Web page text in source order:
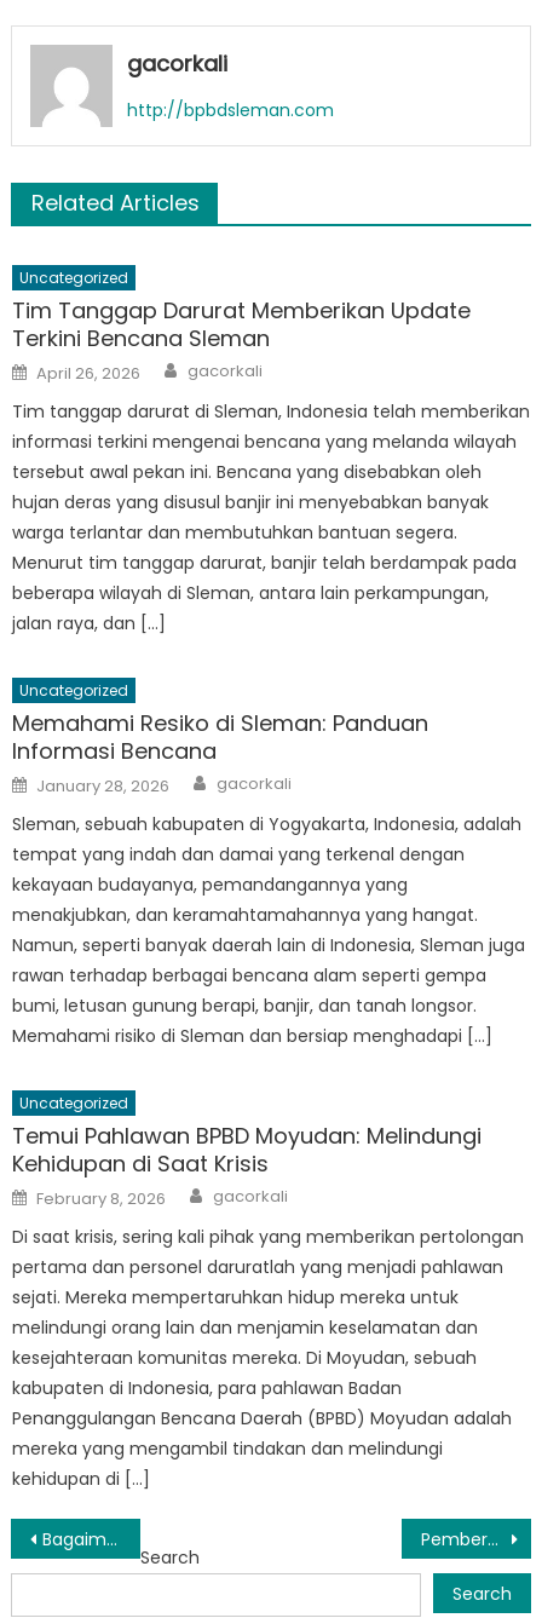
gacorkali
http://bpbdsleman.com
Related Articles
Uncategorized
Tim Tanggap Darurat Memberikan Update
Terkini Bencana Sleman
Posted
on
April 26, 2026 Author
gacorkali
Tim tanggap darurat di Sleman, Indonesia telah memberikan
informasi terkini mengenai bencana yang melanda wilayah
tersebut awal pekan ini. Bencana yang disebabkan oleh
hujan deras yang disusul banjir ini menyebabkan banyak
warga terlantar dan membutuhkan bantuan segera.
Menurut tim tanggap darurat, banjir telah berdampak pada
beberapa wilayah di Sleman, antara lain perkampungan,
jalan raya, dan […]
Uncategorized
Memahami Resiko di Sleman: Panduan
Informasi Bencana
Posted
on
January 28, 2026 Author
gacorkali
Sleman, sebuah kabupaten di Yogyakarta, Indonesia, adalah
tempat yang indah dan damai yang terkenal dengan
kekayaan budayanya, pemandangannya yang
menakjubkan, dan keramahtamahannya yang hangat.
Namun, seperti banyak daerah lain di Indonesia, Sleman juga
rawan terhadap berbagai bencana alam seperti gempa
bumi, letusan gunung berapi, banjir, dan tanah longsor.
Memahami risiko di Sleman dan bersiap menghadapi […]
Uncategorized
Temui Pahlawan BPBD Moyudan: Melindungi
Kehidupan di Saat Krisis
Posted
on
February 8, 2026 Author
gacorkali
Di saat krisis, sering kali pihak yang memberikan pertolongan
pertama dan personel daruratlah yang menjadi pahlawan
sejati. Mereka mempertaruhkan hidup mereka untuk
melindungi orang lain dan menjamin keselamatan dan
kesejahteraan komunitas mereka. Di Moyudan, sebuah
kabupaten di Indonesia, para pahlawan Badan
Penanggulangan Bencana Daerah (BPBD) Moyudan adalah
mereka yang mengambil tindakan dan melindungi
kehidupan di […]
Post
navigation
Bagaimana BPBD Sleman Kota Menjaga Keamanan Warga Saat Bencana Alam Pemberdayaan Warga: Cara BPBD Kabupaten Sleman Membangun Masyarakat Tangguh
Search
Search